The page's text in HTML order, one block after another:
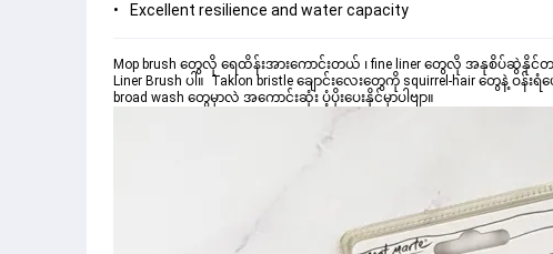
Excellent resilience and water capacity
Mop brush တွေလို ရေထိန်းအားကောင်းတယ် ၊ fine liner တွေလို အနုစိပ်ဆွဲနိုင်တယ်
Liner Brush ပါ။  Taklon bristle ချောင်းလေးတွေကို squirrel-hair တွေနဲ့
broad wash တွေမှာလဲ အကောင်းဆုံး ပံ့ပိုးပေးနိုင်မှာပါဗျာ။